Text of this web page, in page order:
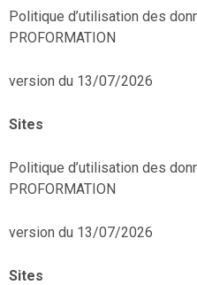
Politique d’utilisation des
PROFORMATION
version du 13/07/2026
Sites
Politique d’utilisation des
PROFORMATION
version du 13/07/2026
Sites